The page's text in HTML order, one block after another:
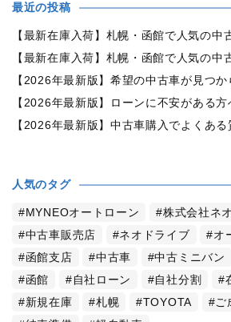
最近の投稿
人気のタグ
MYNEOオートローン
株式会社ネ
中古車販売店
ネオドライブ
オ
函館支店
中古車 中古ミニバン
函館
自社ローン 自社分割
新規在庫
札幌 TOYOTA ご